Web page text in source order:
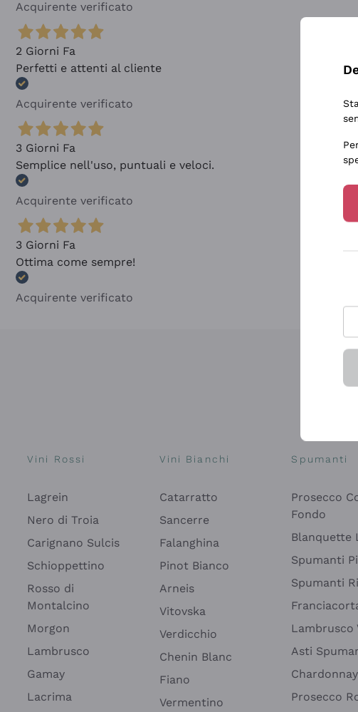
Acquirente verificato
2 Giorni Fa
Perfetti e attenti al cliente
Acquirente verificato
3 Giorni Fa
Semplice nell'uso, puntuali e veloci.
Acquirente verificato
3 Giorni Fa
Ottima come sempre!
Acquirente verificato
Vini Rossi
Lagrein
Nero di Troia
Carignano Sulcis
Schioppettino
Rosso di
Montalcino
Morgon
Lambrusco
Gamay
Lacrima
Vini Bianchi
Catarratto
Sancerre
Falanghina
Pinot Bianco
Arneis
Vitovska
Verdicchio
Chenin Blanc
Fiano
Vermentino
Spumanti
Prosecco
Fondo
Blanquette
Spumanti
Spumanti
Lambrusco
Asti
Prosecco